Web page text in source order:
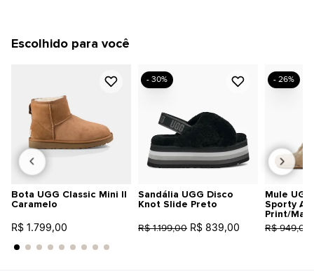
Escolhido para você
Bota UGG Classic Mini II
Caramelo
R$ 1.799,00
Sandália UGG Disco
Knot Slide Preto
R$ 1.199,00 R$ 839,00
- 30%
Mule
Sporty
Print/
R$ 949,00
- 26%